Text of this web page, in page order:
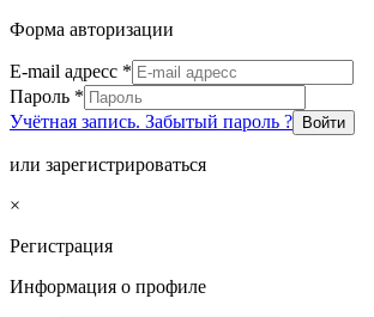
Форма авторизации
E-mail адресс *
Пароль *
Учётная запись. Забытый пароль ?
Войти
или зарегистрироваться
×
Регистрация
Информация о профиле